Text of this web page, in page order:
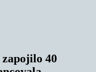
40